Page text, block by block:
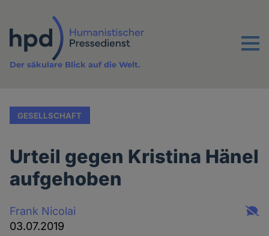
Inhalt
Menu
Der säkulare Blick auf die Welt.
GESELLSCHAFT
Urteil gegen Kristina Hänel
aufgehoben
Frank Nicolai
03.07.2019